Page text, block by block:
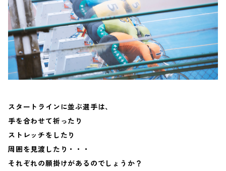
スタートラインに並ぶ選手は、
手を合わせて祈ったり
ストレッチをしたり
周囲を見渡したり・・・
それぞれの願掛けがあるのでしょうか？